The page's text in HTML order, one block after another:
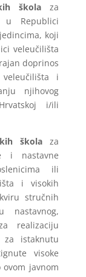
školaza
u Republici
koji
veleučilišta
doprinos
i
njihovog
i/ili
školaza
i nastavne
ili
i visokih
stručnih
nastavnog,
realizaciju
istaknutu
visoke
javnom